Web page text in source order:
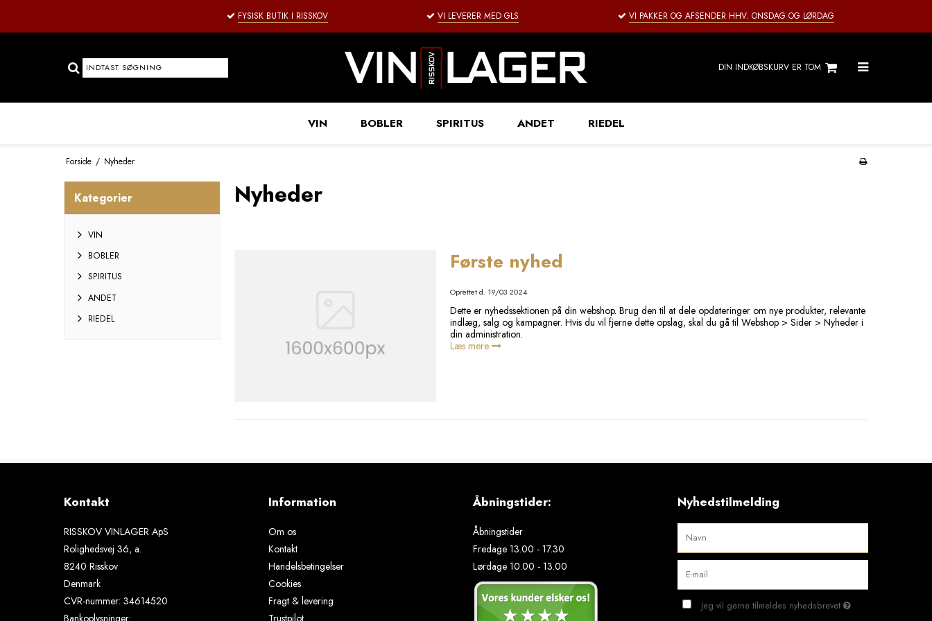
FYSISK BUTIK I RISSKOV VI LEVERER MED GLS VI PAKKER OG AFSENDER HHV. ONSDAG OG LØRDAG
DIN INDKØBSKURV ER TOM
VIN BOBLER SPIRITUS ANDET RIEDEL
Forside / Nyheder
Kategorier
VIN
BOBLER
SPIRITUS
ANDET
RIEDEL
Nyheder
Første nyhed
Oprettet d. 19/03 2024
Dette er nyhedssektionen på din webshop. Brug den til at dele opdateringer om nye produkter, relevante
indlæg, salg og kampagner. Hvis du vil fjerne dette opslag, skal du gå til Webshop > Sider > Nyheder i
din administration.
Læs mere
Kontakt
RISSKOV VINLAGER ApS
Rolighedsvej 36, a.
8240 Risskov
Denmark
CVR-nummer: 34614520
Bankoplysninger:
Information
Om os
Kontakt
Handelsbetingelser
Cookies
Fragt & levering
Trustpilot
Åbningstider:
Åbningstider
Fredage 13.00 - 17.30
Lørdage 10.00 - 13.00
Nyhedstilmelding
Jeg vil gerne tilmeldes nyhedsbrevet